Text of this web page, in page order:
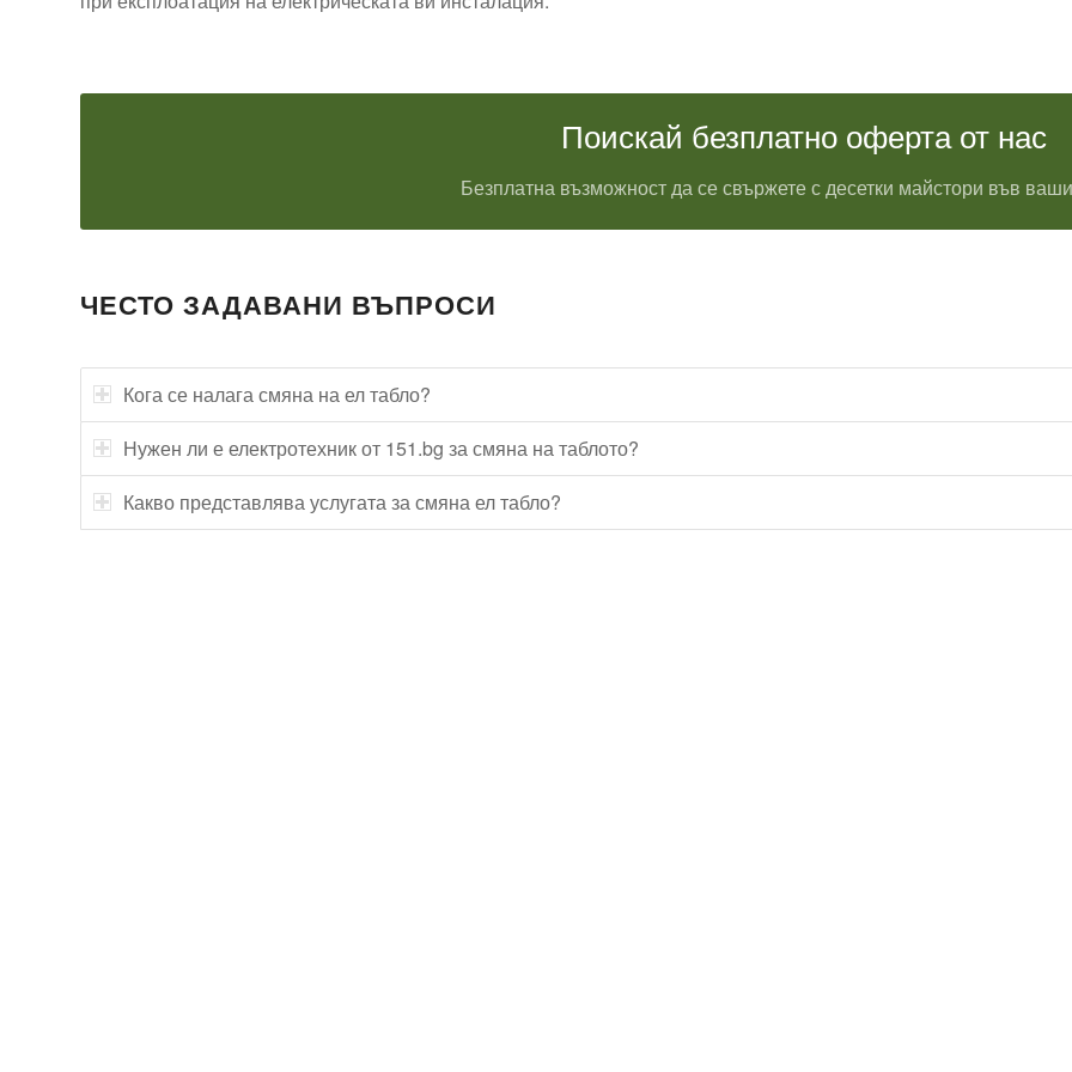
Поискай безплатно оферта от нас
Безплатна възможност да се свържете с десетки майстори във
ЧЕСТО ЗАДАВАНИ ВЪПРОСИ
Кога се налага смяна на ел табло?
Нужен ли е електротехник от 151.bg за смяна на таблото?
Какво представлява услугата за смяна ел табло?